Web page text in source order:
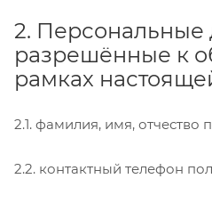
2. Персональные
разрешённые к
рамках
2.1. фамилия, имя, отчество
2.2. контактный телефон